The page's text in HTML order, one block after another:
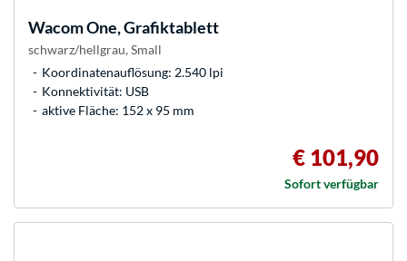
WacomOne, Grafiktablett
schwarz/hellgrau, Small
Koordinatenauflösung: 2.540 lpi
Konnektivität: USB
aktive Fläche: 152 x 95 mm
€ 101,90
Sofort verfügbar